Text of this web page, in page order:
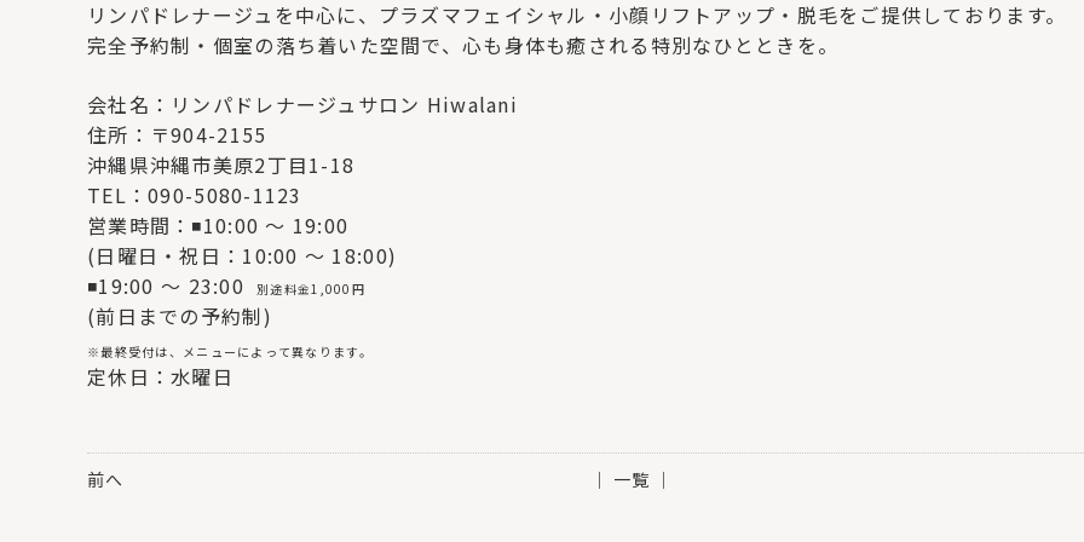
リンパドレナージュを中心に、プラズマフェイシャル・小顔リフトアップ・脱毛をご提供しております。
完全予約制・個室の落ち着いた空間で、心も身体も癒される特別なひとときを。
会社名：リンパドレナージュサロン Hiwalani
住所：〒904-2155
沖縄県沖縄市美原2丁目1-18
TEL：090-5080-1123
営業時間：◾10:00 〜 19:00
(日曜日・祝日：10:00 〜 18:00)
◾19:00 〜 23:00
別途料金1,000円
(前日までの予約制)
※最終受付は、メニューによって異なります。
定休日：水曜日
前へ │ 一覧 │